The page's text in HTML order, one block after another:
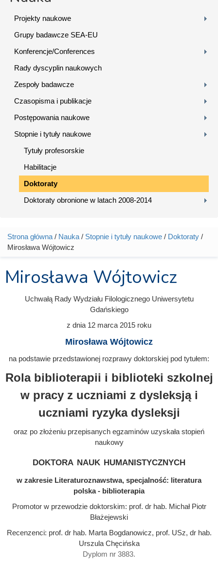
Projekty naukowe
Grupy badawcze SEA-EU
Konferencje/Conferences
Rady dyscyplin naukowych
Zespoły badawcze
Czasopisma i publikacje
Postępowania naukowe
Stopnie i tytuły naukowe
Tytuły profesorskie
Habilitacje
Doktoraty
Doktoraty obronione w latach 2008-2014
Jesteś tutaj
Strona główna / Nauka / Stopnie i tytuły naukowe / Doktoraty /
Mirosława Wójtowicz
Mirosława Wójtowicz
Uchwałą Rady Wydziału Filologicznego Uniwersytetu
Gdańskiego
z dnia 12 marca 2015 roku
Mirosława Wójtowicz
na podstawie przedstawionej rozprawy doktorskiej pod tytułem:
Rola biblioterapii i biblioteki szkolnej
w pracy z uczniami z dysleksją i
uczniami ryzyka dysleksji
oraz po złożeniu przepisanych egzaminów uzyskała stopień
naukowy
doktora nauk humanistycznych
w zakresie Literaturoznawstwa, specjalność: literatura
polska - biblioterapia
Promotor w przewodzie doktorskim: prof. dr hab. Michał Piotr
Błażejewski
Recenzenci: prof. dr hab. Marta Bogdanowicz, prof. USz, dr hab.
Urszula Chęcińska
Dyplom nr 3883.